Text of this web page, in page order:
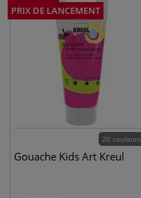
PRIX DE LANCEMENT
20 couleurs
Gouache Kids Art Kreul